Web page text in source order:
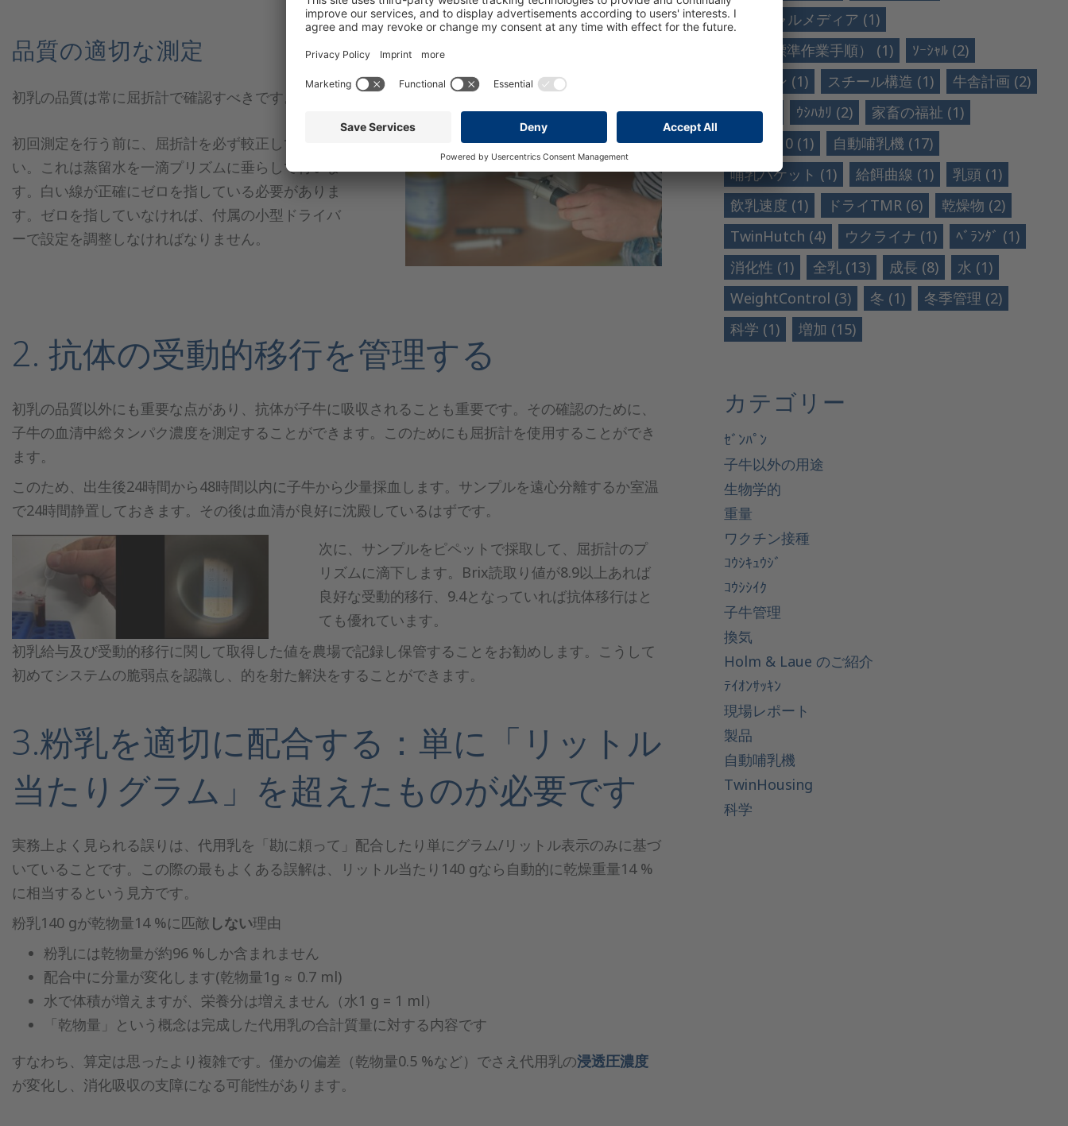
品質の適切な測定
初乳の品質は常に屈折計で確認すべきです。
初回測定を行う前に、屈折計を必ず較正してくださ
い。これは蒸留水を一滴プリズムに垂らして行いま
す。白い線が正確にゼロを指している必要がありま
す。ゼロを指していなければ、付属の小型ドライバ
ーで設定を調整しなければなりません。
2. 抗体の受動的移行を管理する
初乳の品質以外にも重要な点があり、抗体が子牛に吸収されることも重要です。その確認のために、
子牛の血清中総タンパク濃度を測定することができます。このためにも屈折計を使用することができ
ます。
このため、出生後24時間から48時間以内に子牛から少量採血します。サンプルを遠心分離するか室温
で24時間静置しておきます。その後は血清が良好に沈殿しているはずです。
次に、サンプルをピペットで採取して、屈折計のプ
リズムに滴下します。Brix読取り値が8.9以上あれば
良好な受動的移行、9.4となっていれば抗体移行はと
ても優れています。
初乳給与及び受動的移行に関して取得した値を農場で記録し保管することをお勧めします。こうして
初めてシステムの脆弱点を認識し、的を射た解決をすることができます。
3.粉乳を適切に配合する：単に「リットル
当たりグラム」を超えたものが必要です
実務上よく見られる誤りは、代用乳を「勘に頼って」配合したり単にグラム/リットル表示のみに基づ
いていることです。この際の最もよくある誤解は、リットル当たり140 gなら自動的に乾燥重量14 %
に相当するという見方です。
粉乳140 gが乾物量14 %に匹敵 しない理由
粉乳には乾物量が約96 %しか含まれません
配合中に分量が変化します(乾物量1g ≈ 0.7 ml)
水で体積が増えますが、栄養分は増えません（水1 g = 1 ml）
「乾物量」という概念は完成した代用乳の合計質量に対する内容です
すなわち、算定は思ったより複雑です。僅かの偏差（乾物量0.5 %など）でさえ代用乳の浸透圧濃度
が変化し、消化吸収の支障になる可能性があります。
ソーシャルメディア (1)
SOP（標準作業手順） (1)
ｿｰｼｬﾙ (2)
スペイン (1)
スチール構造 (1)
牛舎計画 (2)
THI (1)
ｳｼﾊｶﾘ (2)
家畜の福祉 (1)
トップ 10 (1)
自動哺乳機 (17)
哺乳バケット (1)
給餌曲線 (1)
乳頭 (1)
飲乳速度 (1)
ドライTMR (6)
乾燥物 (2)
TwinHutch (4)
ウクライナ (1)
ﾍﾞﾗﾝﾀﾞ (1)
消化性 (1)
全乳 (13) 成長 (8)
水 (1)
WeightControl (3)
冬 (1)
冬季管理 (2)
科学 (1)
増加 (15)
カテゴリー
ｾﾞﾝﾊﾟﾝ
子牛以外の用途
生物学的
重量
ワクチン接種
ｺｳｼｷｭｳｼﾞ
ｺｳｼｼｲｸ
子牛管理
換気
Holm & Laue のご紹介
ﾃｲｵﾝｻｯｷﾝ
現場レポート
製品
自動哺乳機
TwinHousing
科学